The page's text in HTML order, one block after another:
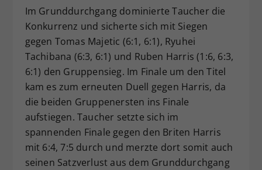
Im Grunddurchgang dominierte Taucher die
Konkurrenz und sicherte sich mit Siegen
gegen Tomas Majetic (6:1, 6:1), Ryuhei
Tachibana (6:3, 6:1) und Ruben Harris (1:6, 6:3,
6:1) den Gruppensieg. Im Finale um den Titel
kam es zum erneuten Duell gegen Harris, da
die beiden Gruppenersten ins Finale
aufstiegen. Taucher setzte sich im
spannenden Finale gegen den Briten Harris
mit 6:4, 7:5 durch und merzte dort somit auch
seinen Satzverlust aus dem Grunddurchgang